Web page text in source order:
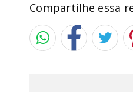
Compartilhe essa